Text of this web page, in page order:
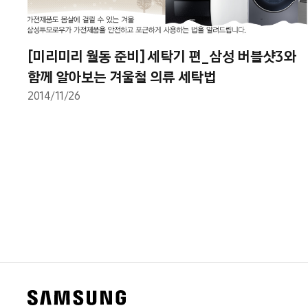
[미리미리 월동 준비] 세탁기 편_삼성 버블샷3와
함께 알아보는 겨울철 의류 세탁법
2014/11/26